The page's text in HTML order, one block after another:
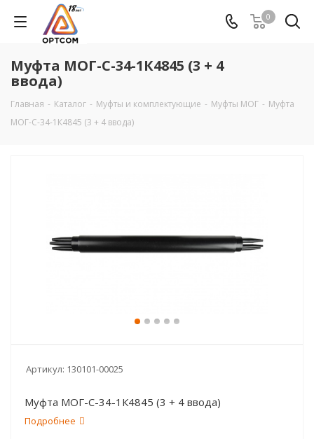
0
Муфта МОГ-С-34-1К4845 (3 + 4
ввода)
Главная - Каталог - Муфты и комплектующие - Муфты МОГ - Муфта
МОГ-С-34-1К4845 (3 + 4 ввода)
Артикул: 130101-00025
Муфта МОГ-С-34-1К4845 (3 + 4 ввода)
Подробнее